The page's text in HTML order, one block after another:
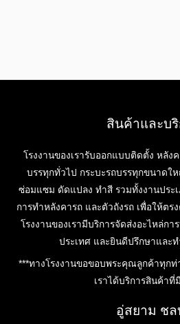
สินค้าและบ
โรงงานของเรารับออกแบบติดตั้ง หลัง
บรรทุกทั่วไป กระบะรถบรรทุกขนาดใ
ซ่อมแซม ดัดแปลง ทำสี รวมทั้งงานประ
การทำหลังคารถ และตัวถังรถ เพื่อให้ต
โรงงานของเรามีบริการจัดส่งอะไหล่ก
ประเทศ และยินดีปรึกษาและ
***ทางโรงงานขอขอบพระคุณลูกค้าทุกท่
เราได้บริการสินค้า
อู่สยาม ชล